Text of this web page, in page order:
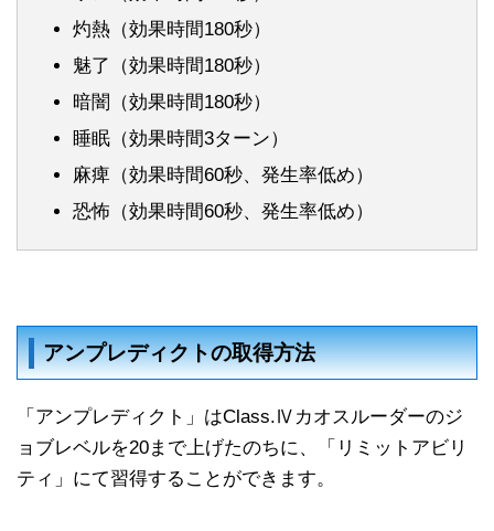
灼熱（効果時間180秒）
魅了（効果時間180秒）
暗闇（効果時間180秒）
睡眠（効果時間3ターン）
麻痺（効果時間60秒、発生率低め）
恐怖（効果時間60秒、発生率低め）
アンプレディクトの取得方法
「アンプレディクト」はClass.Ⅳカオスルーダーのジ
ョブレベルを20まで上げたのちに、「リミットアビリ
ティ」にて習得することができます。